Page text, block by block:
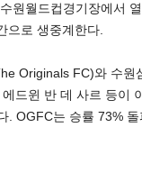
원월드컵경기장에서
으로 생중계한다.
Originals FC)와 수원
드윈 반 데 사르 등이
OGFC는 승률 73%